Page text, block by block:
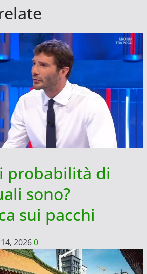
probabilità di
sono?
sui pacchi
20260